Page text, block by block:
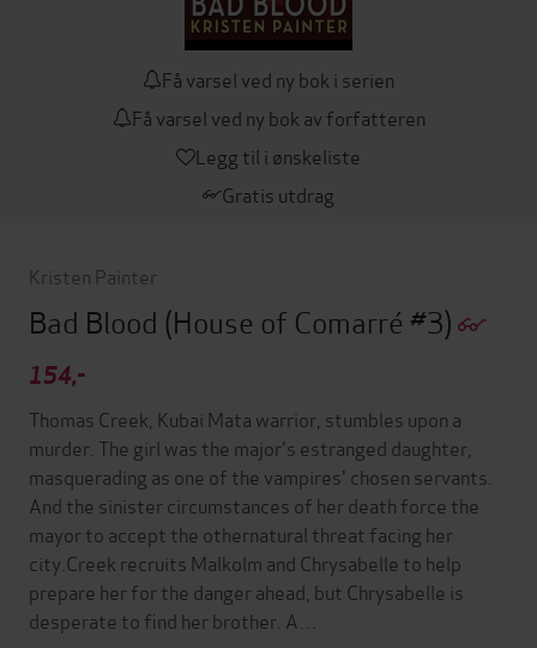
Få varsel ved ny bok i serien
Få varsel ved ny bok av forfatteren
Legg til i ønskeliste
Gratis utdrag
Kristen Painter
Bad Blood (House of Comarré #3)
154,-
Thomas Creek, Kubai Mata warrior, stumbles upon a
murder. The girl was the major's estranged daughter,
masquerading as one of the vampires' chosen servants.
And the sinister circumstances of her death force the
mayor to accept the othernatural threat facing her
city.Creek recruits Malkolm and Chrysabelle to help
prepare her for the danger ahead, but Chrysabelle is
desperate to find her brother. A…